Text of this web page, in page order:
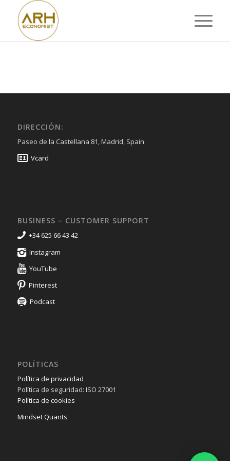
DIRECCIÓN:
Paseo de la Castellana 81, Madrid, Spain
Vcard
BUSINESS – CUSTOMER SUPPORT
+34 625 66 43 42
Instagram
YouTube
Pinterest
Podcast
POLÍTICAS
Política de privacidad
Política de seguridad: ISO 27001
Política de cookies
Mindset Quants